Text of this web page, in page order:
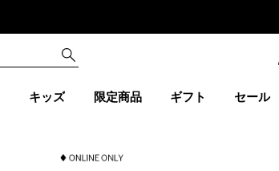
キッズ 限定商品 ギフト セール